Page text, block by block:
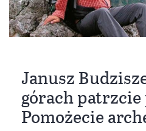
Janusz
górach patrzcie
Pomożecie